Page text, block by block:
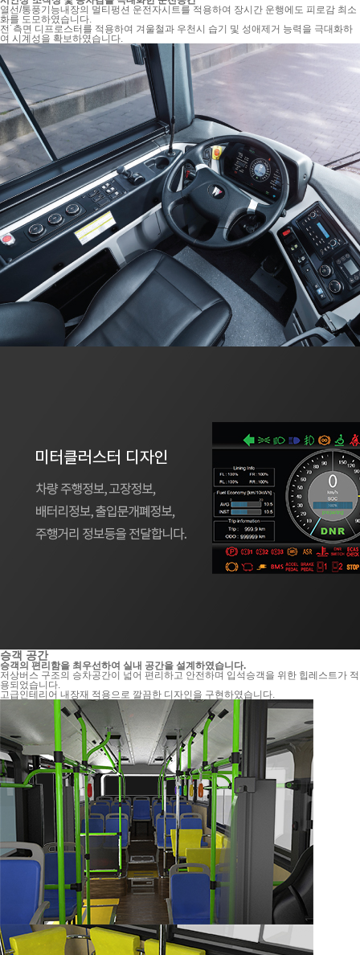
열선/통풍기능내장의 멀티펑션 운전자시트를 적용하여 장시간 운행에도 피로감 최소
화를 도모하였습니다.
전˙측면 디프로스터를 적용하여 겨울철과 우천시 습기 및 성애제거 능력을 극대화하
여 시계성을 확보하였습니다.
승객 공간
승객의 편리함을 최우선하여 실내 공간을 설계하였습니다.
저상버스 구조의 승차공간이 넓어 편리하고 안전하며 입석승객을 위한 힙레스트가 적
용되었습니다.
고급인테리어 내장재 적용으로 깔끔한 디자인을 구현하였습니다.